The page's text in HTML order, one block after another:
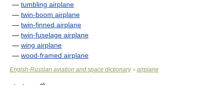
— tumbling airplane
— twin-boom airplane
— twin-finned airplane
— twin-fuselage airplane
— wing airplane
— wood-framed airplane
Englsh-Russian aviation and space dictionary> airplane